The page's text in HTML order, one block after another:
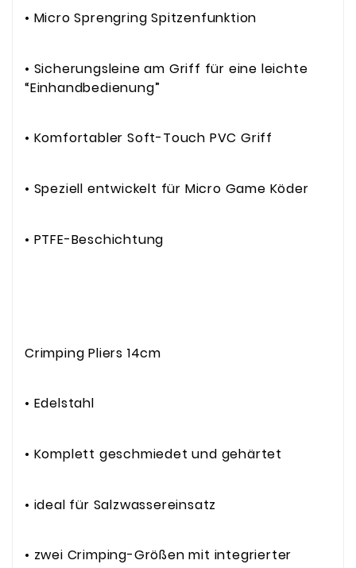
• Micro Sprengring Spitzenfunktion
• Sicherungsleine am Griff für eine leichte
“Einhandbedienung”
• Komfortabler Soft-Touch PVC Griff
• Speziell entwickelt für Micro Game Köder
• PTFE-Beschichtung
Crimping Pliers 14cm
• Edelstahl
• Komplett geschmiedet und gehärtet
• ideal für Salzwassereinsatz
• zwei Crimping-Größen mit integrierter